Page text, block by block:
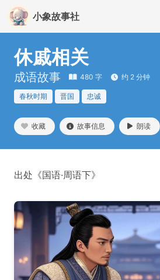
小象故事社
休戚相关
成语故事 480 字 约 2 分钟
春秋时期 晋国 忠诚
收藏 故事信息 朗读
出处《国语·周语下》